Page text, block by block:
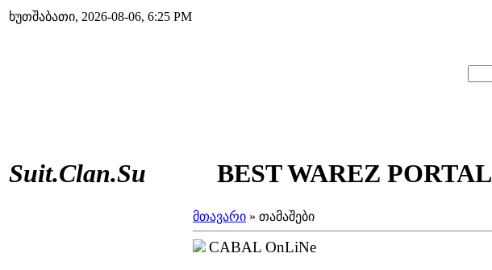
ხუთშაბათი, 2026-08-06, 6:25 PM
Suit.Clan.Su BEST WAREZ PORTAL
მთავარი » თამაშები
CABAL OnLiNe